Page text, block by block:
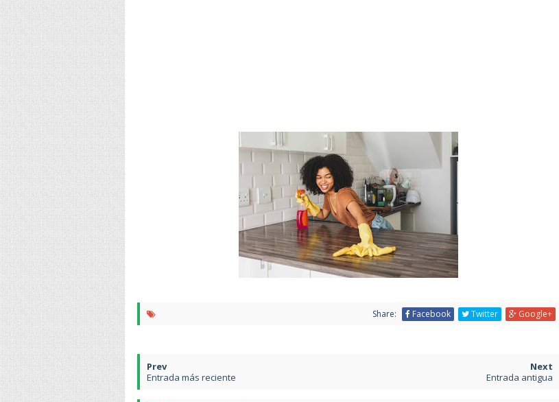
Share: Facebook Twitter Google+
Entrada más reciente Entrada antigua